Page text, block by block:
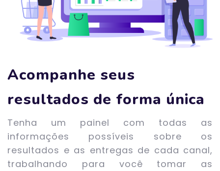
Acompanhe seus
resultados de forma única
Tenha um painel com todas as
informações possíveis sobre os
resultados e as entregas de cada canal,
trabalhando para você tomar as